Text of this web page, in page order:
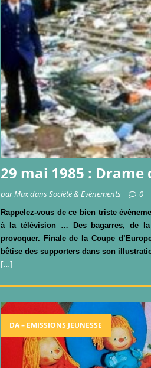
29 mai 1985 : Drame
par Max dans Société & Evènements 0
Rappelez-vous de ce bien triste
à la télévision … Des bagarres, de
provoquer. Finale de la Coupe
bêtise des supporters dans son
[…]
DA – EMISSIONS JEUNESSE